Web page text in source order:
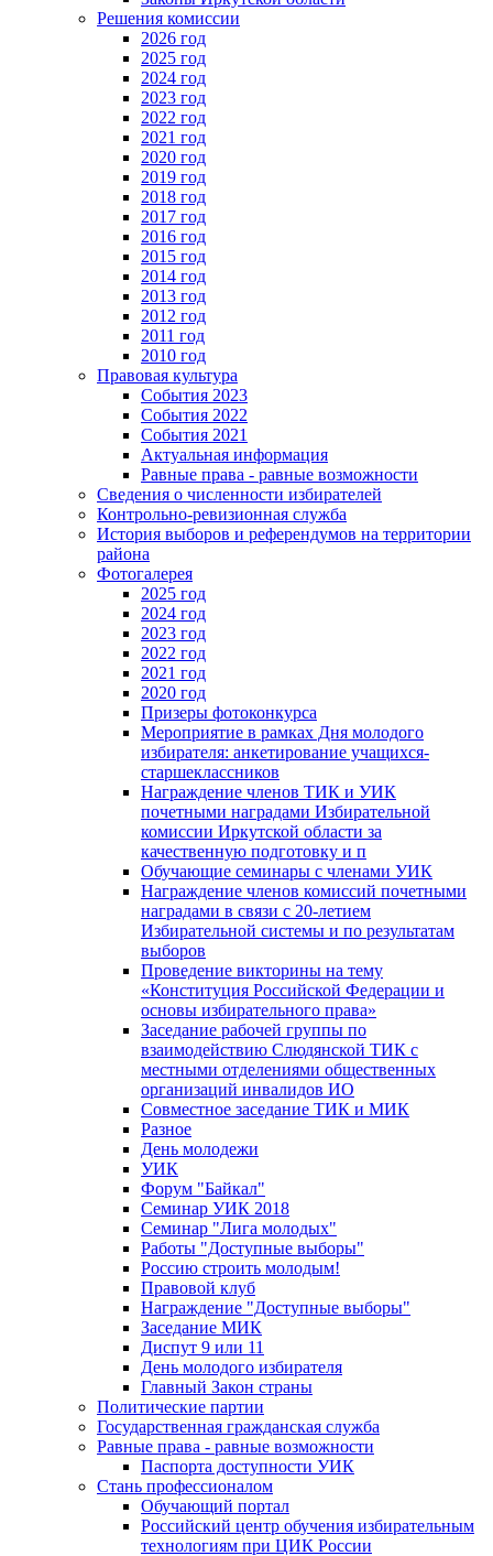
Решения комиссии
2026 год
2025 год
2024 год
2023 год
2022 год
2021 год
2020 год
2019 год
2018 год
2017 год
2016 год
2015 год
2014 год
2013 год
2012 год
2011 год
2010 год
Правовая культура
События 2023
События 2022
События 2021
Актуальная информация
Равные права - равные возможности
Сведения о численности избирателей
Контрольно-ревизионная служба
История выборов и референдумов на территории
района
Фотогалерея
2025 год
2024 год
2023 год
2022 год
2021 год
2020 год
Призеры фотоконкурса
Мероприятие в рамках Дня молодого
избирателя: анкетирование учащихся-
старшеклассников
Награждение членов ТИК и УИК
почетными наградами Избирательной
комиссии Иркутской области за
качественную подготовку и п
Обучающие семинары с членами УИК
Награждение членов комиссий почетными
наградами в связи с 20-летием
Избирательной системы и по результатам
выборов
Проведение викторины на тему
«Конституция Российской Федерации и
основы избирательного права»
Заседание рабочей группы по
взаимодействию Слюдянской ТИК с
местными отделениями общественных
организаций инвалидов ИО
Совместное заседание ТИК и МИК
Разное
День молодежи
УИК
Форум "Байкал"
Семинар УИК 2018
Семинар "Лига молодых"
Работы "Доступные выборы"
Россию строить молодым!
Правовой клуб
Награждение "Доступные выборы"
Заседание МИК
Диспут 9 или 11
День молодого избирателя
Главный Закон страны
Политические партии
Государственная гражданская служба
Равные права - равные возможности
Паспорта доступности УИК
Стань профессионалом
Обучающий портал
Российский центр обучения избирательным
технологиям при ЦИК России